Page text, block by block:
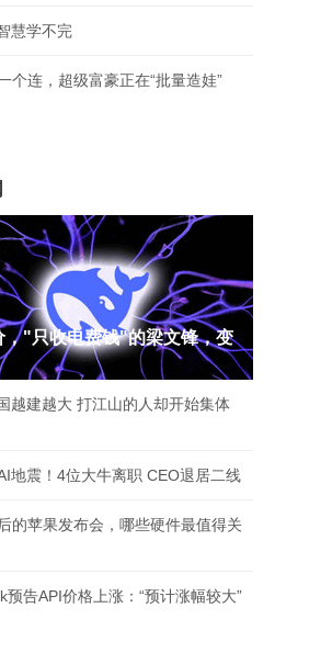
慧学不完
个连，超级富豪正在“批量造娃”
，"只收电费钱"的梁文锋，变
越建越大 打江山的人却开始集体
地震！4位大牛离职 CEO退居二线
的苹果发布会，哪些硬件最值得关
预告API价格上涨：“预计涨幅较大”